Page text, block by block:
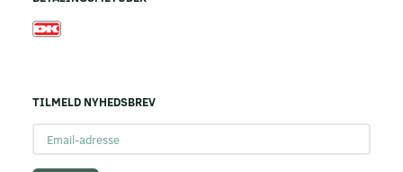
TILMELD NYHEDSBREV
adresse